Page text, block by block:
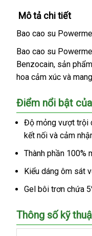
Mô tả chi tiết
Bao cao su
Bao cao su
Benzocain, sản
hoa cảm xúc và
Điểm nổi bật
Độ mỏng vượt trội
kết nối và cảm
Thành phần 100%
Kiểu dáng ôm sát
Gel bôi trơn chứa
Thông số kỹ